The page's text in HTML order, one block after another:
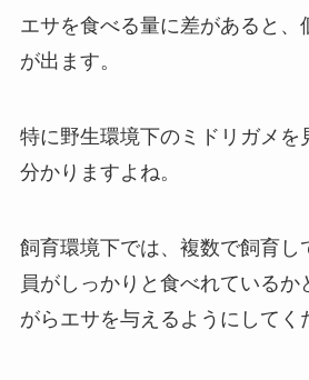
エサを食べる量に差があると、
が出ます。
特に野生環境下のミドリガメを
分かりますよね。
飼育環境下では、複数で飼育し
員がしっかりと食べれているか
がらエサを与えるようにしてく